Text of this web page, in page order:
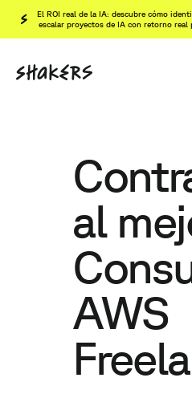
El ROI real de la IA: descubre cómo
escalar proyectos de IA con retorno real
al
AWS